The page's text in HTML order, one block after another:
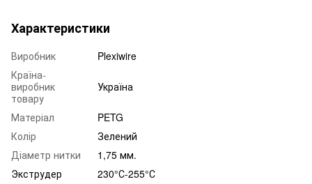
Характеристики
Виробник
Plexiwire
Країна-
виробник
товару
Україна
Матеріал
PETG
Колір
Зелений
Діаметр нитки
1,75 мм.
Экструдер
230°С-255°С